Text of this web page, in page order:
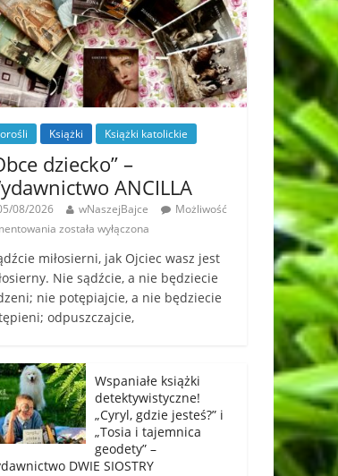
Książki Książki katolickie
dziecko” –
ANCILLA
08/2026 wNaszejBajce
Możliwość
została wyłączona
miłosierni, jak Ojciec wasz jest
Nie sądźcie, a nie będziecie
nie potępiajcie, a nie będziecie
odpuszczajcie,
Wspaniałe książki
detektywistyczne!
„Cyryl, gdzie jesteś?” i
„Tosia i tajemnica
geodety” –
DWIE SIOSTRY